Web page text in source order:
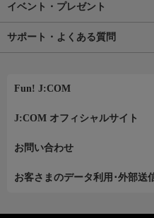
イベント・プレゼント
サポート・よくある質問
Fun! J:COM
J:COM オフィシャルサイト
お問い合わせ
お客さまのデータ利用･外部送